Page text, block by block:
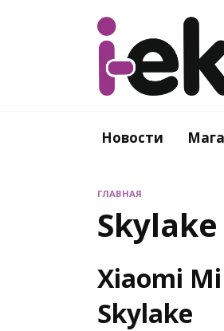
Новости
ГЛАВНАЯ
Skylake
Xiaomi
Skylake